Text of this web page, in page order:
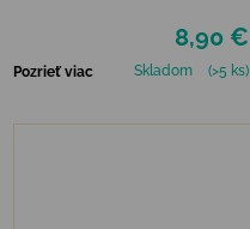
8,90 €
Pozrieť viac Skladom (>5 ks)